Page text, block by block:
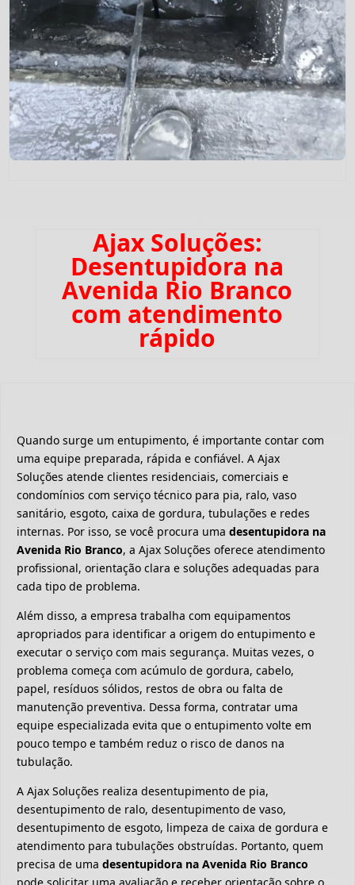
Ajax Soluções:
Desentupidora na
Avenida Rio Branco
com atendimento
rápido
Quando surge um entupimento, é importante contar com
uma equipe preparada, rápida e confiável. A Ajax
Soluções atende clientes residenciais, comerciais e
condomínios com serviço técnico para pia, ralo, vaso
sanitário, esgoto, caixa de gordura, tubulações e redes
internas. Por isso, se você procura uma desentupidora na
Avenida Rio Branco, a Ajax Soluções oferece atendimento
profissional, orientação clara e soluções adequadas para
cada tipo de problema.
Além disso, a empresa trabalha com equipamentos
apropriados para identificar a origem do entupimento e
executar o serviço com mais segurança. Muitas vezes, o
problema começa com acúmulo de gordura, cabelo,
papel, resíduos sólidos, restos de obra ou falta de
manutenção preventiva. Dessa forma, contratar uma
equipe especializada evita que o entupimento volte em
pouco tempo e também reduz o risco de danos na
tubulação.
A Ajax Soluções realiza desentupimento de pia,
desentupimento de ralo, desentupimento de vaso,
desentupimento de esgoto, limpeza de caixa de gordura e
atendimento para tubulações obstruídas. Portanto, quem
precisa de uma desentupidora na Avenida Rio Branco